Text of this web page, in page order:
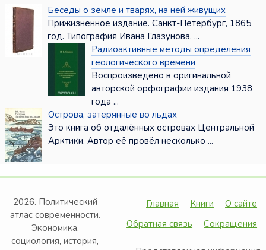
Беседы о земле и тварях, на ней живущих
Прижизненное издание. Санкт-Петербург, 1865
год. Типография Ивана Глазунова. ...
Радиоактивные методы определения
геологического времени
Воспроизведено в оригинальной
авторской орфографии издания 1938
года ...
Острова, затерянные во льдах
Это книга об отдалённых островах Центральной
Арктики. Автор её провёл несколько ...
2026. Политический
атлас современности.
Экономика,
социология, история,
Главная Книги
О сайте
Обратная связь
Сокращения